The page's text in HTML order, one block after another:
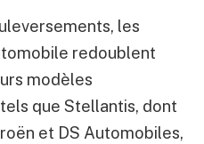
les
redoublent
modèles
que Stellantis, dont
et DS Automobiles,